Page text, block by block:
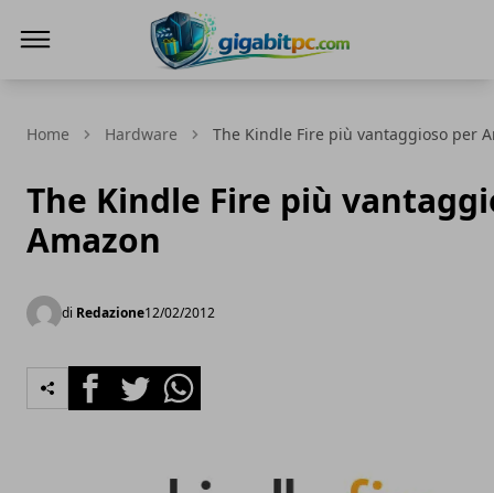
Home Hardware The Kindle Fire più vantaggioso per
The Kindle Fire più
Amazon
di Redazione12/02/2012
FacebookTwitterWhatsapp